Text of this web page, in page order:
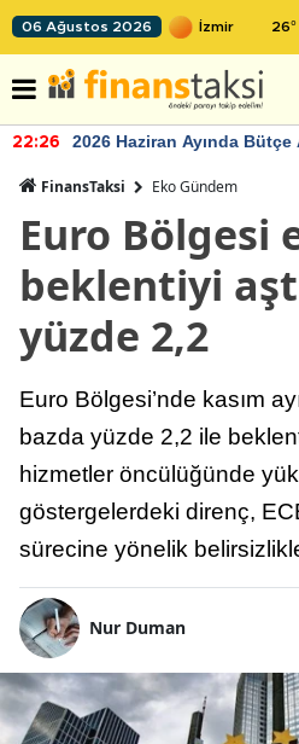
06 Ağustos 2026 26°
22:26 2026 Haziran Ayında Bütçe
FinansTaksi Eko Gündem
Euro Bölgesi
beklentiyi
yüzde 2,2
Euro Bölgesi’nde kasım
bazda yüzde 2,2 ile
hizmetler öncülüğünde
göstergelerdeki direnç,
sürecine yönelik
Nur Duman